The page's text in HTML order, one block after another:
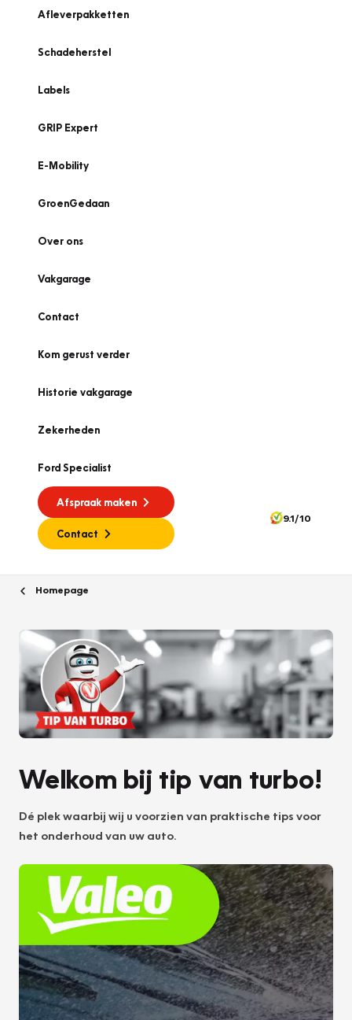
Afleverpakketten
Schadeherstel
Labels
GRIP Expert
E-Mobility
GroenGedaan
Over ons
Vakgarage
Contact
Kom gerust verder
Historie vakgarage
Zekerheden
Ford Specialist
Afspraak maken
Contact
9.1/10
Homepage
Welkom bij tip van turbo!
Dé plek waarbij wij u voorzien van praktische tips voor
het onderhoud van uw auto.